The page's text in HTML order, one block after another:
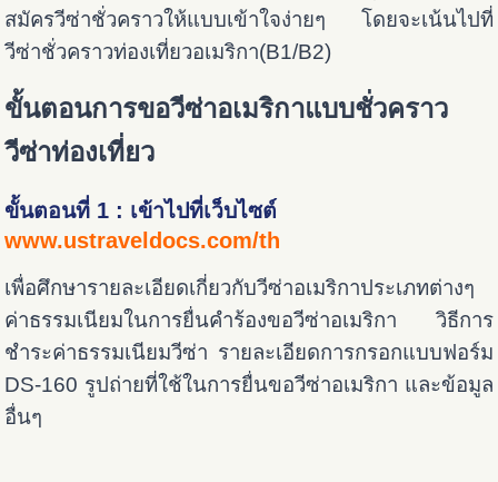
สมัครวีซ่าชั่วคราวให้แบบเข้าใจง่ายๆ โดยจะเน้นไปที่
วีซ่าชั่วคราวท่องเที่ยวอเมริกา(B1/B2)
ขั้นตอนการขอวีซ่าอเมริกาแบบชั่วคราว
วีซ่าท่องเที่ยว
ขั้นตอนที่ 1 : เข้าไปที่เว็บไซต์
www.ustraveldocs.com/th
เพื่อศึกษารายละเอียดเกี่ยวกับวีซ่าอเมริกาประเภทต่างๆ
ค่าธรรมเนียมในการยื่นคำร้องขอวีซ่าอเมริกา วิธีการ
ชำระค่าธรรมเนียมวีซ่า รายละเอียดการกรอกแบบฟอร์ม
DS-160 รูปถ่ายที่ใช้ในการยื่นขอวีซ่าอเมริกา และข้อมูล
อื่นๆ